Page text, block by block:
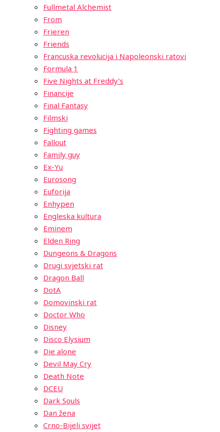
Fullmetal Alchemist
From
Frieren
Friends
Francuska revolucija i Napoleonski ratovi
Formula 1
Five Nights at Freddy’s
Financije
Final Fantasy
Filmski
Fighting games
Fallout
Family guy
Ex-Yu
Eurosong
Euforija
Enhypen
Engleska kultura
Eminem
Elden Ring
Dungeons & Dragons
Drugi svjetski rat
Dragon Ball
DotA
Domovinski rat
Doctor Who
Disney
Disco Elysium
Die alone
Devil May Cry
Death Note
DCEU
Dark Souls
Dan žena
Crno-Bijeli svijet